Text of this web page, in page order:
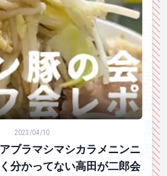
ラマシマシカラメニンニク。二郎
2023/04/10
ブラマシマシカラメニンニ
分かってない高田が二郎会